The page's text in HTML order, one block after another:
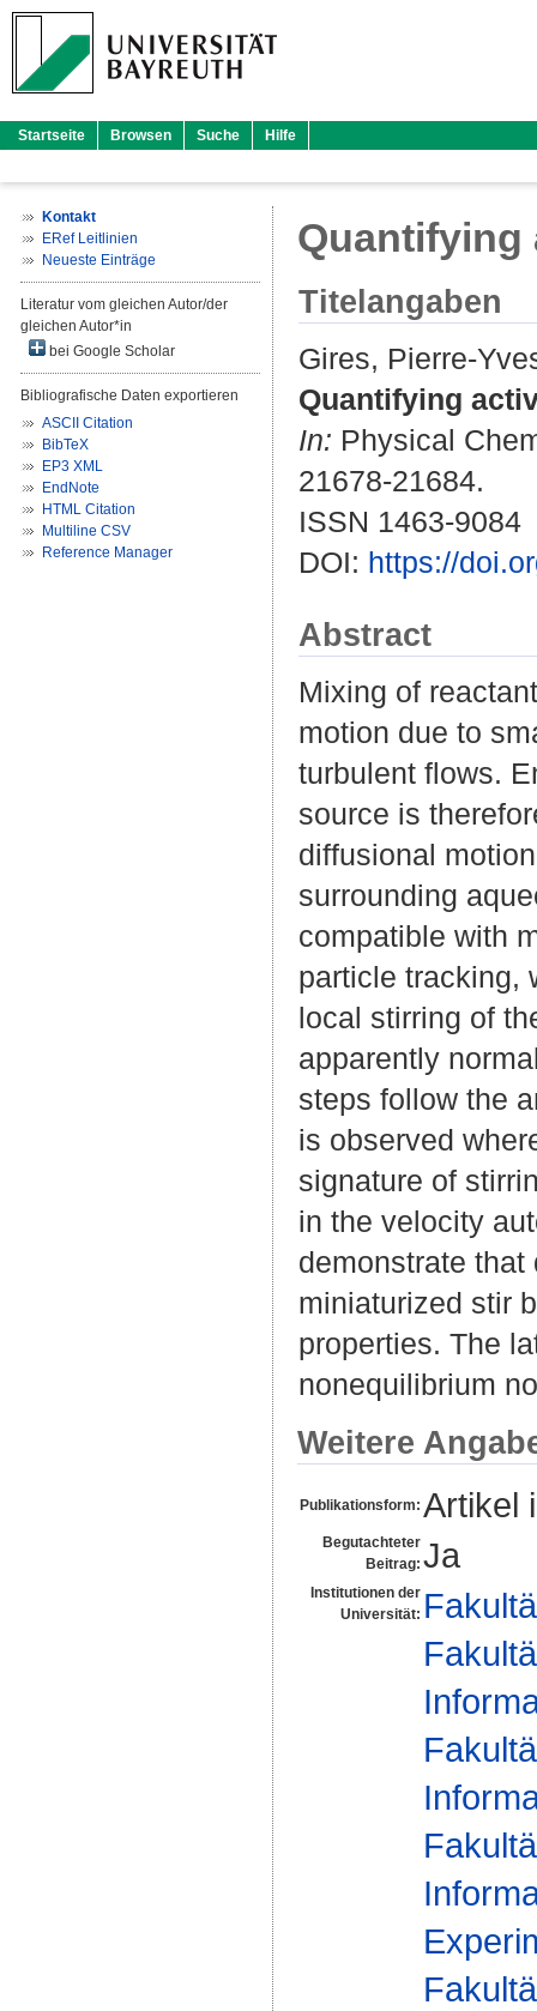
Startseite Browsen Suche Hilfe
Kontakt
ERef Leitlinien
Neueste Einträge
Literatur vom gleichen Autor/der
gleichen Autor*in
bei Google Scholar
Bibliografische Daten exportieren
ASCII Citation
BibTeX
EP3 XML
EndNote
HTML Citation
Multiline CSV
Reference Manager
Quantifying
Titelangaben
Gires, Pierre-
Quantifying
In: Physical
21678-21684.
ISSN 1463-9084
DOI: https://
Abstract
Mixing of
motion due to
turbulent flows.
source is
diffusional
surrounding
compatible with
particle tracking,
local stirring of
apparently
steps follow the
is observed
signature of
in the velocity
demonstrate
miniaturized stir
properties. The
nonequilibrium
Weitere
Publikationsform: Artikel
Begutachteter
Beitrag: Ja
Institutionen der
Universität: